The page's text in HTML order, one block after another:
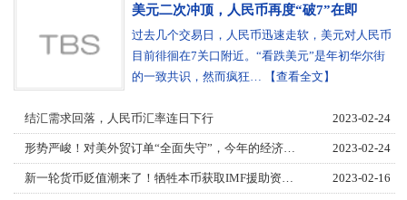
美元二次冲顶，人民币再度“破7”在即
过去几个交易日，人民币迅速走软，美元对人民币
目前徘徊在7关口附近。“看跌美元”是年初华尔街
的一致共识，然而疯狂… 【查看全文】
结汇需求回落，人民币汇率连日下行 2023-02-24
形势严峻！对美外贸订单“全面失守”，今年的经济接下来怎么搞？ 2023-02-24
新一轮货币贬值潮来了！牺牲本币获取IMF援助资金！这些国家风险最大！ 2023-02-16